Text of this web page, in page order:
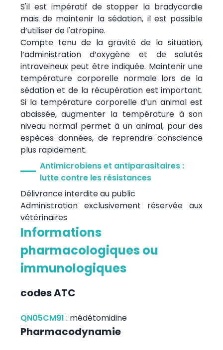
S'il est impératif de stopper la bradycardie
mais de maintenir la sédation, il est possible
d’utiliser de l'atropine.
Compte tenu de la gravité de la situation,
l’administration d’oxygène et de solutés
intraveineux peut être indiquée. Maintenir une
température corporelle normale lors de la
sédation et de la récupération est important.
Si la température corporelle d’un animal est
abaissée, augmenter la température à son
niveau normal permet à un animal, pour des
espèces données, de reprendre conscience
plus rapidement.
Antimicrobiens et antiparasitaires :
lutte contre les résistances
Délivrance interdite au public
Administration exclusivement réservée aux
vétérinaires
Informations
pharmacologiques ou
immunologiques
codes ATC
QN05CM91 : médétomidine
Pharmacodynamie